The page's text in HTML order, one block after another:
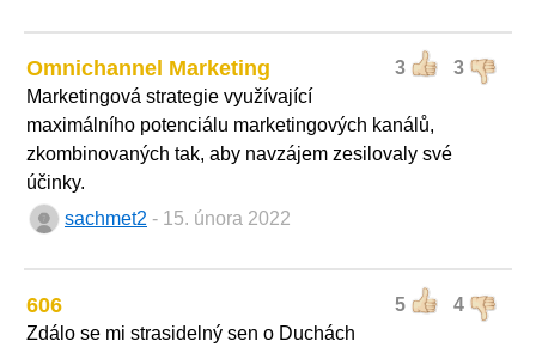
3 3
Omnichannel Marketing
Marketingová strategie využívající
maximálního potenciálu marketingových kanálů,
zkombinovaných tak, aby navzájem zesilovaly své
účinky.
sachmet2 - 15. února 2022
5 4
606
Zdálo se mi strasidelný sen o Duchách